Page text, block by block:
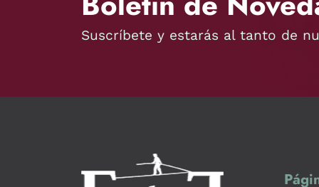
Suscríbete y estarás al tanto de